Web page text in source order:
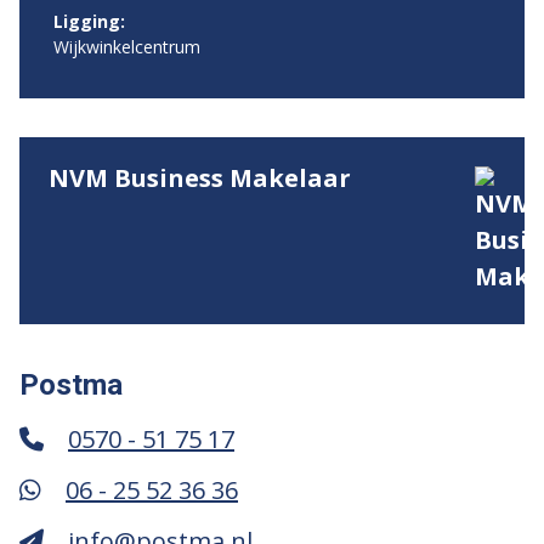
Ligging:
Wijkwinkelcentrum
NVM Business Makelaar
Postma
0570 - 51 75 17
06 - 25 52 36 36